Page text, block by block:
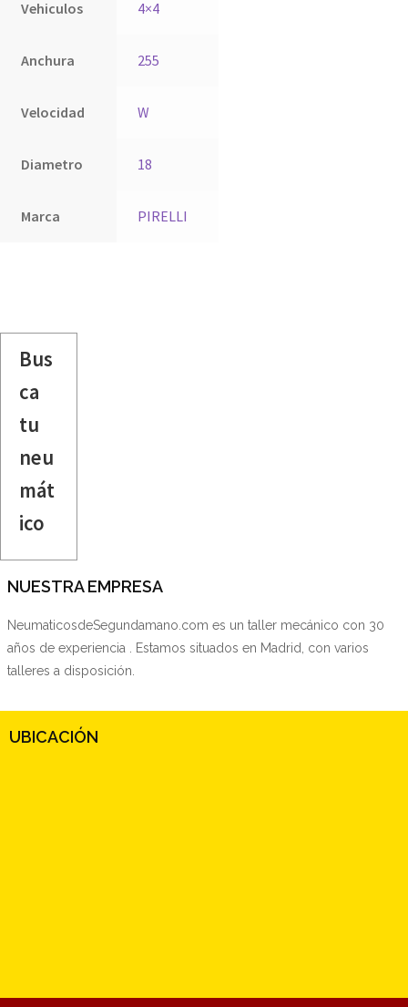
Vehiculos 4×4
Anchura 255
Velocidad W
Diametro 18
Marca PIRELLI
Bus
ca
tu
neu
mát
ico
NUESTRA EMPRESA
NeumaticosdeSegundamano.com es un taller mecánico con 30
años de experiencia . Estamos situados en Madrid, con varios
talleres a disposición.
UBICACIÓN